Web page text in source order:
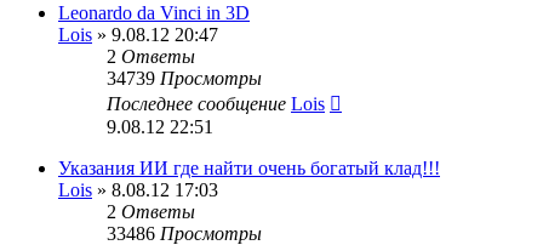
Leonardo da Vinci in 3D
Lois » 9.08.12 20:47
2 Ответы
34739 Просмотры
Последнее сообщение Lois
9.08.12 22:51
Указания ИИ где найти очень богатый клад!!!
Lois » 8.08.12 17:03
2 Ответы
33486 Просмотры